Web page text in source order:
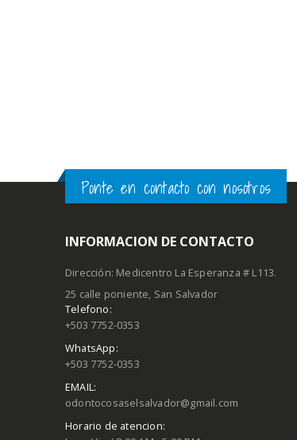
Ponte en contacto con nosotros
INFORMACION DE CONTACTO
Dirección: Medicentro La Esperanza # L113.
25 calle poniente, San Salvador
Telefono:
+503 7752-0353
WhatsApp:
+503 7752-0353
EMAIL:
odontocosaselsalvador@gmail.com
Horario de atencion: